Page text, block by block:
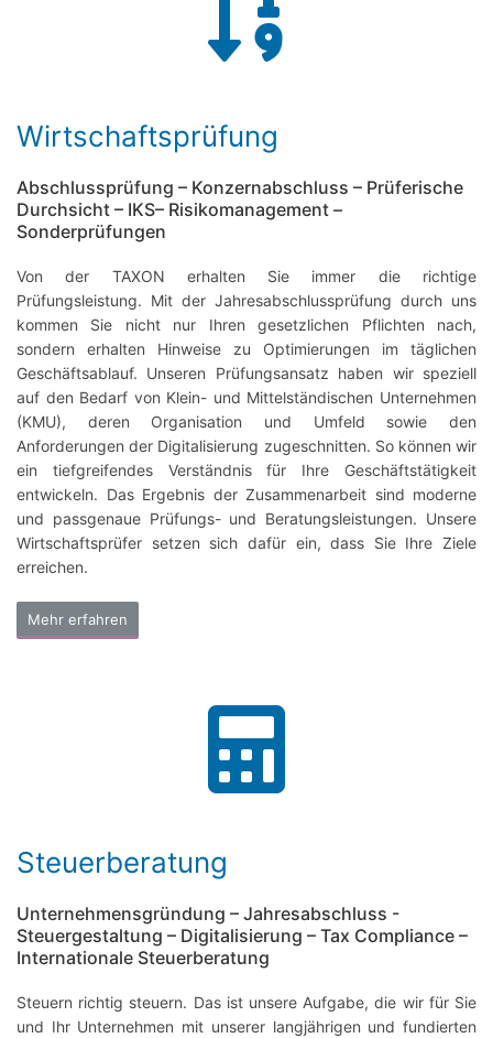
Wirtschaftsprüfung
Abschlussprüfung – Konzernabschluss – Prüferische
Durchsicht – IKS– Risikomanagement –
Sonderprüfungen
Von der TAXON erhalten Sie immer die richtige
Prüfungsleistung. Mit der Jahresabschlussprüfung durch uns
kommen Sie nicht nur Ihren gesetzlichen Pflichten nach,
sondern erhalten Hinweise zu Optimierungen im täglichen
Geschäftsablauf. Unseren Prüfungsansatz haben wir speziell
auf den Bedarf von Klein- und Mittelständischen Unternehmen
(KMU), deren Organisation und Umfeld sowie den
Anforderungen der Digitalisierung zugeschnitten. So können wir
ein tiefgreifendes Verständnis für Ihre Geschäftstätigkeit
entwickeln. Das Ergebnis der Zusammenarbeit sind moderne
und passgenaue Prüfungs- und Beratungsleistungen. Unsere
Wirtschaftsprüfer setzen sich dafür ein, dass Sie Ihre Ziele
erreichen.
Mehr erfahren
Steuerberatung
Unternehmensgründung – Jahresabschluss -
Steuergestaltung – Digitalisierung – Tax Compliance –
Internationale Steuerberatung
Steuern richtig steuern. Das ist unsere Aufgabe, die wir für Sie
und Ihr Unternehmen mit unserer langjährigen und fundierten